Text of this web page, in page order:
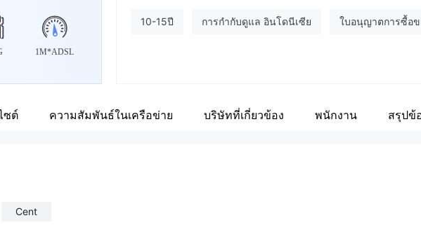
1M*ADSL
10-15ปี การกำกับดูแล อินโดนีเซีย ใบอนุญาตการซื้อข
ซต์ ความสัมพันธ์ในเครือข่าย บริษัทที่เกี่ยวข้อง พนักงาน สรุปข้
Cent